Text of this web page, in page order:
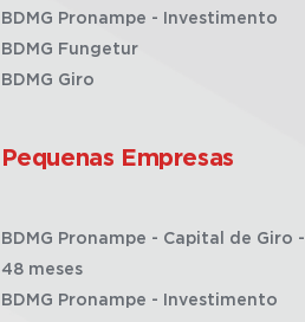
BDMG Pronampe - Investimento
BDMG Fungetur
BDMG Giro
Pequenas Empresas
BDMG Pronampe - Capital de Giro -
48 meses
BDMG Pronampe - Investimento